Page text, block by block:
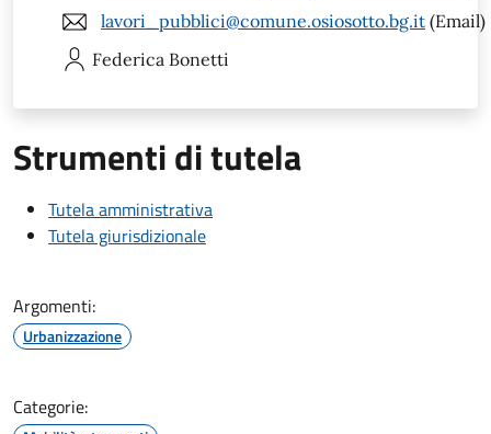
lavori_pubblici@comune.osiosotto.bg.it (Email)
Federica Bonetti
Strumenti di tutela
Tutela amministrativa
Tutela giurisdizionale
Argomenti:
Urbanizzazione
Categorie: